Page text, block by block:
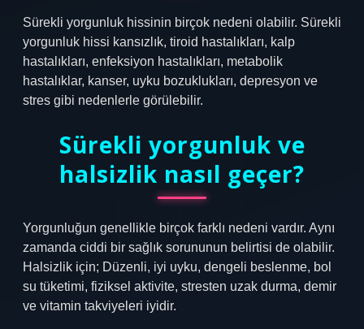
Sürekli yorgunluk hissinin birçok nedeni olabilir. Sürekli
yorgunluk hissi kansızlık, tiroid hastalıkları, kalp
hastalıkları, enfeksiyon hastalıkları, metabolik
hastalıklar, kanser, uyku bozuklukları, depresyon ve
stres gibi nedenlerle görülebilir.
Sürekli yorgunluk ve
halsizlik nasıl geçer?
Yorgunluğun genellikle birçok farklı nedeni vardır. Aynı
zamanda ciddi bir sağlık sorununun belirtisi de olabilir.
Halsizlik için; Düzenli, iyi uyku, dengeli beslenme, bol
su tüketimi, fiziksel aktivite, stresten uzak durma, demir
ve vitamin takviyeleri iyidir.